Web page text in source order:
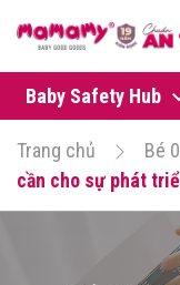
Baby Safety Hub
Trang chủ Bé
cần cho sự phát